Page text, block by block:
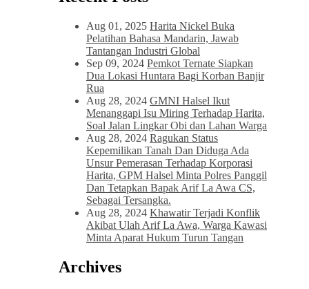
Aug 01, 2025 Harita Nickel Buka
Pelatihan Bahasa Mandarin, Jawab
Tantangan Industri Global
Sep 09, 2024 Pemkot Ternate Siapkan
Dua Lokasi Huntara Bagi Korban Banjir
Rua
Aug 28, 2024 GMNI Halsel Ikut
Menanggapi Isu Miring Terhadap Harita,
Soal Jalan Lingkar Obi dan Lahan Warga
Aug 28, 2024 Ragukan Status
Kepemilikan Tanah Dan Diduga Ada
Unsur Pemerasan Terhadap Korporasi
Harita, GPM Halsel Minta Polres Panggil
Dan Tetapkan Bapak Arif La Awa CS,
Sebagai Tersangka.
Aug 28, 2024 Khawatir Terjadi Konflik
Akibat Ulah Arif La Awa, Warga Kawasi
Minta Aparat Hukum Turun Tangan
Archives